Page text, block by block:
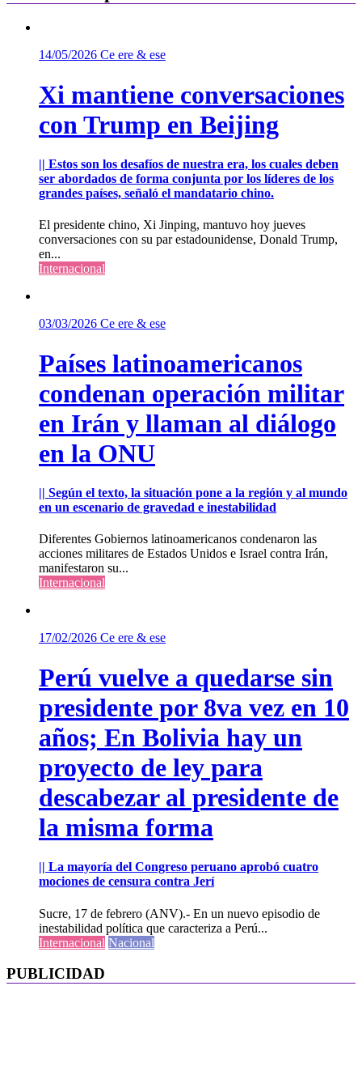
14/05/2026 Ce ere & ese
Xi mantiene conversaciones
con Trump en Beijing
|| Estos son los desafíos de nuestra era, los cuales deben
ser abordados de forma conjunta por los líderes de los
grandes países, señaló el mandatario chino.
El presidente chino, Xi Jinping, mantuvo hoy jueves
conversaciones con su par estadounidense, Donald Trump,
en...
Internacional
03/03/2026 Ce ere & ese
Países latinoamericanos
condenan operación militar
en Irán y llaman al diálogo
en la ONU
|| Según el texto, la situación pone a la región y al mundo
en un escenario de gravedad e inestabilidad
Diferentes Gobiernos latinoamericanos condenaron las
acciones militares de Estados Unidos e Israel contra Irán,
manifestaron su...
Internacional
17/02/2026 Ce ere & ese
Perú vuelve a quedarse sin
presidente por 8va vez en 10
años; En Bolivia hay un
proyecto de ley para
descabezar al presidente de
la misma forma
|| La mayoría del Congreso peruano aprobó cuatro
mociones de censura contra Jerí
Sucre, 17 de febrero (ANV).- En un nuevo episodio de
inestabilidad política que caracteriza a Perú...
Internacional Nacional
PUBLICIDAD